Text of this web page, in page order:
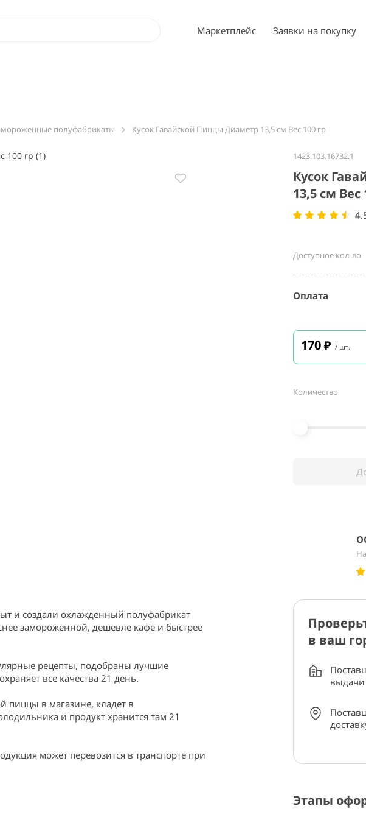
Маркетплейс Заявки на покупку
полуфабрикаты Кусок Гавайской Пиццы Диаметр 13,5 см Вес 100 гр
и создали охлажденный полуфабрикат
замороженной, дешевле кафе и быстрее
рецепты, подобраны лучшие
все качества 21 день.
пиццы в магазине, кладет в
и продукт хранится там 21
может перевозится в транспорте при
1423.103.16732.1
Кусок
13,5 см Вес
Доступное кол-во
Оплата
170₽ / шт.
Количество
в ваш
выдачи
Этапы